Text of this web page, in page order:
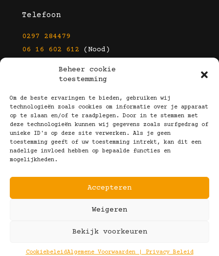
Beheer cookie
toestemming
Om de beste ervaringen te bieden, gebruiken wij
technologieën zoals cookies om informatie over je apparaat
op te slaan en/of te raadplegen. Door in te stemmen met
deze technologieën kunnen wij gegevens zoals surfgedrag of
unieke ID's op deze site verwerken. Als je geen
toestemming geeft of uw toestemming intrekt, kan dit een
nadelige invloed hebben op bepaalde functies en
mogelijkheden.
Accepteren
Weigeren
Bekijk voorkeuren
CookiebeleidAlgemene Voorwaarden | Privacy Beleid
Telefoon
0297 284479
06 16 602 612 (Nood)
info@kootbrillen.nl
Volg Ons!
Copyright © 2025 Koot Brillen
Algemene Voorwaarden